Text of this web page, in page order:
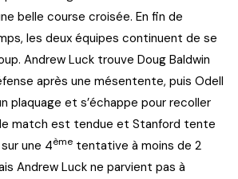
belle course croisée. En fin de
les deux équipes continuent de se
Andrew Luck trouve Doug Baldwin
après une mésentente, puis Odell
plaquage et s’échappe pour recoller
match est tendue et Stanford tente
une 4ème tentative à moins de 2
Andrew Luck ne parvient pas à